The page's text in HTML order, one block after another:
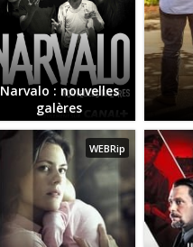
Narvalo : nouvelles
galères
WEBRip